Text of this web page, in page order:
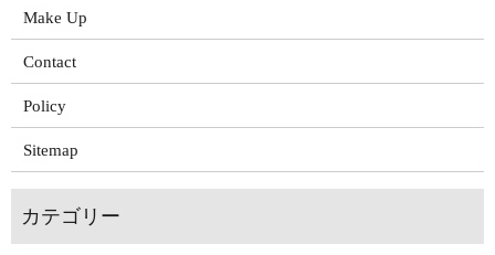
Make Up
Contact
Policy
Sitemap